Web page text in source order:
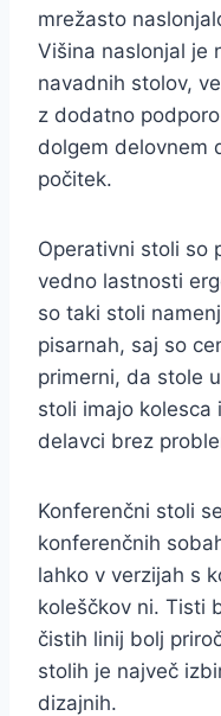
mrežasto
Višina naslonjal je
navadnih stolov,
z dodatno
dolgem delovnem
počitek.
Operativni stoli so
vedno lastnosti
so taki stoli
pisarnah, saj so
primerni, da stole
stoli imajo kolesca
delavci brez
Konferenčni stoli
konferenčnih
lahko v verzijah s
koleščkov ni. Tisti
čistih linij bolj
stolih je največ
dizajnih.